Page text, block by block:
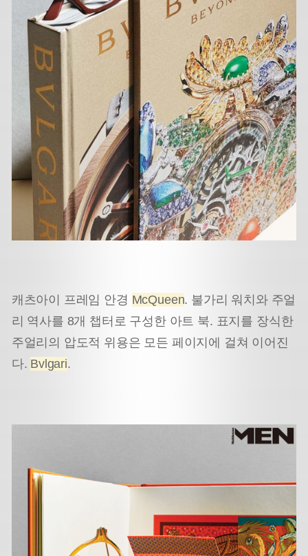
캐츠아이 프레임 안경 McQueen. 불가리 워치와 주얼
리 역사를 8개 챕터로 구성한 아트 북. 표지를 장식한
주얼리의 압도적 위용은 모든 페이지에 걸쳐 이어진
다. Bvlgari.